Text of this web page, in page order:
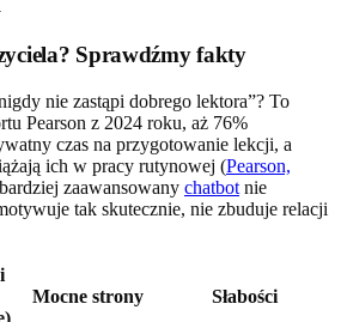
Sprawdźmy fakty
nie zastąpi dobrego lektora”? To
Pearson z 2024 roku, aż 76%
czas na przygotowanie lekcji, a
ich w pracy rutynowej (Pearson,
zaawansowany chatbot nie
tak skutecznie, nie zbuduje relacji
Mocne strony Słabości